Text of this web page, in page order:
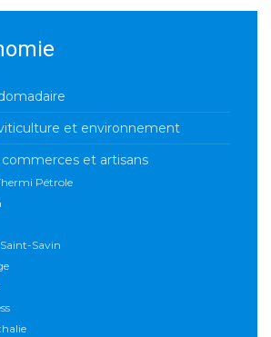
et environnement
commerces et artisans
Pétrole
Savin